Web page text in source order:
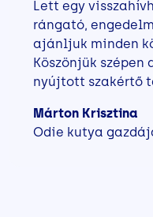
Lett egy
rángató,
ajánljuk minden
Köszönjük
nyújtott szakértő
Márton Krisztina
Odie kutya